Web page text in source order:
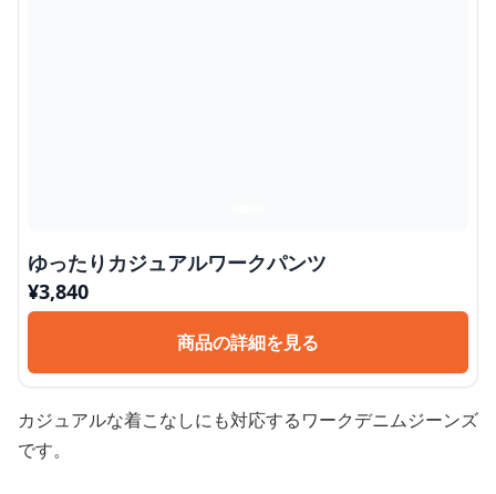
ゆったりカジュアルワークパンツ
¥3,840
商品の詳細を見る
カジュアルな着こなしにも対応するワークデニムジーンズ
です。